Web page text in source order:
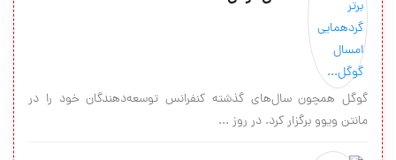
گوگل همچون سال‌های گذشته کنفرانس توسعه‌دهندگان خود را در
مانتن ویوو برگزار کرد. در روز ...